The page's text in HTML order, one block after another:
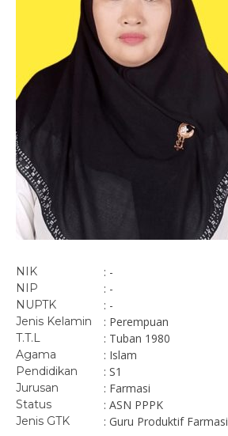
NIK : -
NIP : -
NUPTK : -
Jenis Kelamin : Perempuan
T.T.L : Tuban 1980
Agama : Islam
Pendidikan : S1
Jurusan : Farmasi
Status : ASN PPPK
Jenis GTK : Guru Produktif Farmasi